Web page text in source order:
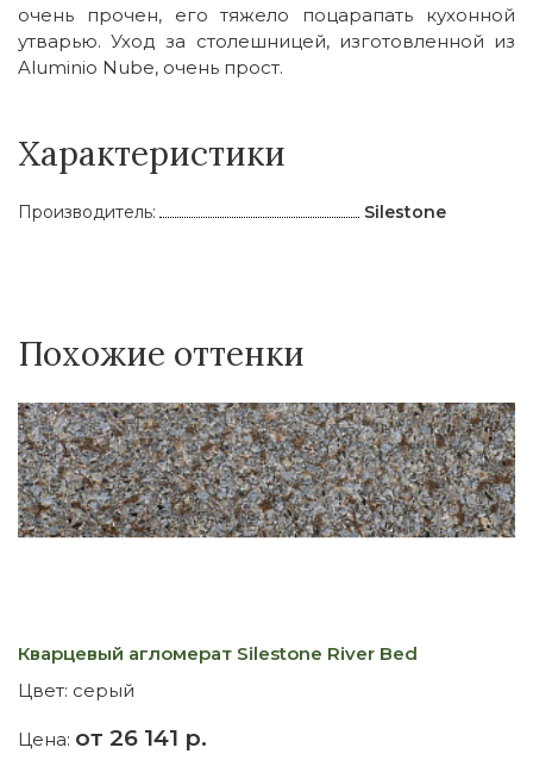
очень прочен, его тяжело поцарапать кухонной
утварью. Уход за столешницей, изготовленной из
Aluminio Nube, очень прост.
Характеристики
Производитель: Silestone
Похожие оттенки
Кварцевый агломерат Silestone River Bed
Цвет: серый
Цена: от 26 141 р.